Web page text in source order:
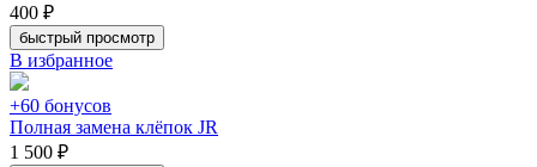
400 ₽
быстрый просмотр
В избранное
+60 бонусов
Полная замена клёпок JR
1 500 ₽